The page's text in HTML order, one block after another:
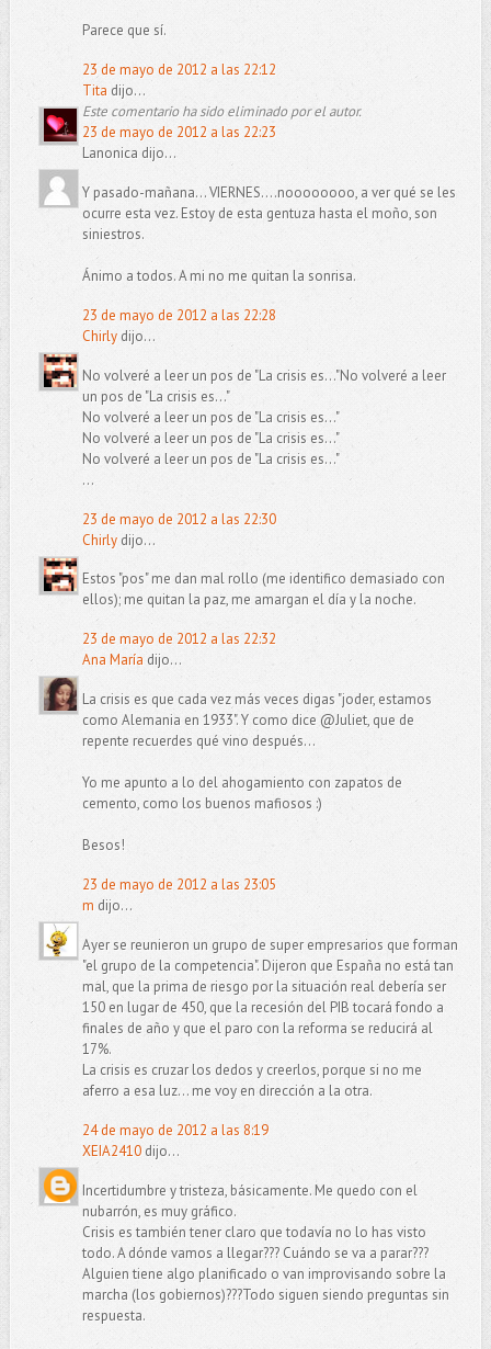
Parece que sí.
23 de mayo de 2012 a las 22:12
Tita dijo...
Este comentario ha sido eliminado por el autor.
23 de mayo de 2012 a las 22:23
Lanonica dijo...
Y pasado-mañana... VIERNES....noooooooo, a ver qué se les
ocurre esta vez. Estoy de esta gentuza hasta el moño, son
siniestros.
Ánimo a todos. A mi no me quitan la sonrisa.
23 de mayo de 2012 a las 22:28
Chirlydijo...
No volveré a leer un pos de "La crisis es..."No volveré a leer
un pos de "La crisis es..."
No volveré a leer un pos de "La crisis es..."
No volveré a leer un pos de "La crisis es..."
No volveré a leer un pos de "La crisis es..."
...
23 de mayo de 2012 a las 22:30
Chirlydijo...
Estos "pos" me dan mal rollo (me identifico demasiado con
ellos); me quitan la paz, me amargan el día y la noche.
23 de mayo de 2012 a las 22:32
Ana María dijo...
La crisis es que cada vez más veces digas "joder, estamos
como Alemania en 1933". Y como dice @Juliet, que de
repente recuerdes qué vino después...
Yo me apunto a lo del ahogamiento con zapatos de
cemento, como los buenos mafiosos :)
Besos!
23 de mayo de 2012 a las 23:05
m dijo...
Ayer se reunieron un grupo de super empresarios que forman
"el grupo de la competencia". Dijeron que España no está tan
mal, que la prima de riesgo por la situación real debería ser
150 en lugar de 450, que la recesión del PIB tocará fondo a
finales de año y que el paro con la reforma se reducirá al
17%.
La crisis es cruzar los dedos y creerlos, porque si no me
aferro a esa luz... me voy en dirección a la otra.
24 de mayo de 2012 a las 8:19
XEIA2410dijo...
Incertidumbre y tristeza, básicamente. Me quedo con el
nubarrón, es muy gráfico.
Crisis es también tener claro que todavía no lo has visto
todo. A dónde vamos a llegar??? Cuándo se va a parar???
Alguien tiene algo planificado o van improvisando sobre la
marcha (los gobiernos)???Todo siguen siendo preguntas sin
respuesta.